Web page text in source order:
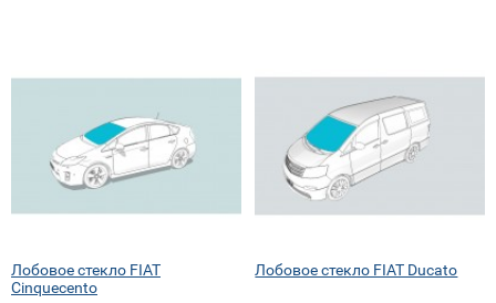
Лобовое стекло FIAT
Cinquecento
Лобовое стекло FIAT Ducato